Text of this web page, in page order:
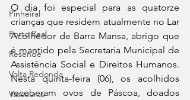
Pinheiral
Porto Real
Resende
Volta Redonda
Vassouras
O dia foi especial para as quatorze
crianças que residem atualmente no Lar
Acolhedor de Barra Mansa, abrigo que
é mantido pela Secretaria Municipal de
Assistência Social e Direitos Humanos.
Nesta quinta-feira (06), os acolhidos
receberam ovos de Páscoa, doados